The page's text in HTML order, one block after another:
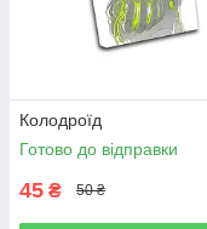
Колодроїд
Готово до відправки
45 ₴ 50 ₴